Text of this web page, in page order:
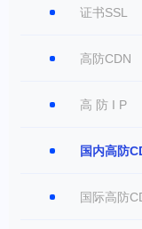
证书SSL
高防CDN
高 防 I P
国内高防
国际高防